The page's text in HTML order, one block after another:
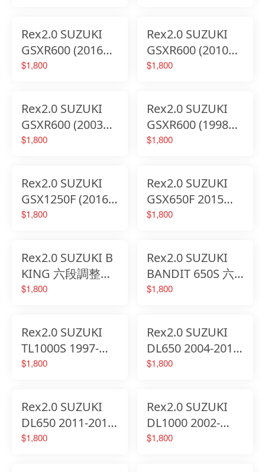
Rex2.0 SUZUKI
GSXR600 (2016年
式) 六段調整省力
$1,800
Rex2.0 SUZUKI
GSXR600 (2010年
式) 六段調整省力
$1,800
Rex2.0 SUZUKI
GSXR600 (2003年
式) 六段調整省力
$1,800
Rex2.0 SUZUKI
GSXR600 (1998年
式) 六段調整省力
$1,800
Rex2.0 SUZUKI
GSX1250F (2016
年式) 六段調整省
$1,800
Rex2.0 SUZUKI
GSX650F 2015年
式 六段調整省力
$1,800
Rex2.0 SUZUKI B
KING 六段調整省
力煞車離合器拉桿
$1,800
Rex2.0 SUZUKI
BANDIT 650S 六
段調整省力煞車離
$1,800
Rex2.0 SUZUKI
TL1000S 1997-
2001 六段調整省
$1,800
Rex2.0 SUZUKI
DL650 2004-2010
六段調整省力煞車
$1,800
Rex2.0 SUZUKI
DL650 2011-2012
六段調整省力煞車
$1,800
Rex2.0 SUZUKI
DL1000 2002-
2017 六段調整省
$1,800